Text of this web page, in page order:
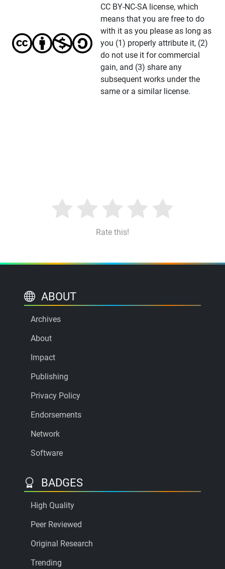
CC BY-NC-SA license, which
means that you are free to do
with it as you please as long as
you (1) properly attribute it, (2)
do not use it for commercial
gain, and (3) share any
subsequent works under the
same or a similar license.
Rate this!
ABOUT
Archives
About
Impact
Publishing
Privacy Policy
Endorsements
Network
Software
BADGES
High Quality
Peer Reviewed
Original Research
Trending